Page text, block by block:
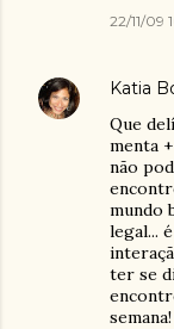
22/11/09
Katia
Que
menta
não
mundo
legal...
ter se
semana!